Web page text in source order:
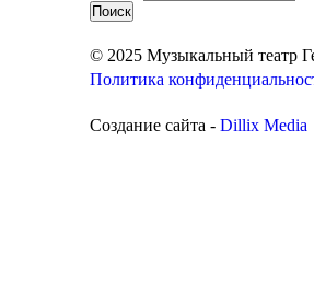
© 2025 Музыкальный театр
Политика
Создание сайта - Dillix Media